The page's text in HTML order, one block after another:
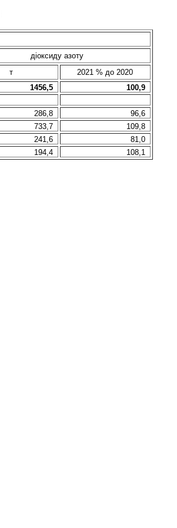
діоксиду азоту
т
2021 % до 2020
1456,5
100,9
286,8
96,6
733,7
109,8
241,6
81,0
194,4 108,1